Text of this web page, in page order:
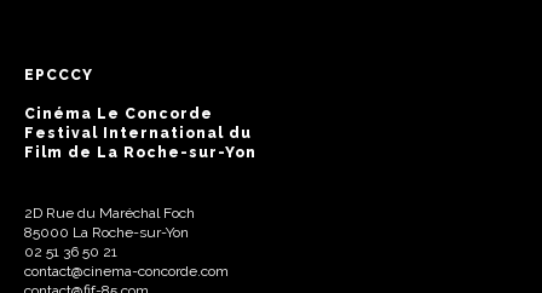
EPCCCY
Cinéma Le Concorde
Festival International du
Film de La Roche-sur-Yon
2D Rue du Maréchal Foch
85000 La Roche-sur-Yon
02 51 36 50 21
contact@cinema-concorde.com